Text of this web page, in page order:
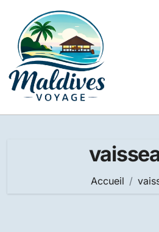
contenu
Accueil